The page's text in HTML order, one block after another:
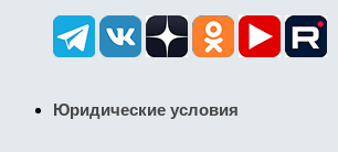
Юридические условия